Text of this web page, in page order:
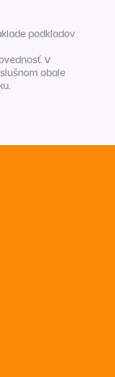
podkladov
V
obale